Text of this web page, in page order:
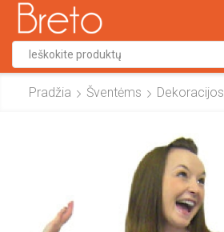
input
Pradžia Šventėms Dekoracijos